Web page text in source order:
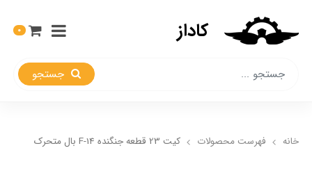
کاداز 0
خانه فهرست محصولات کیت 23 قطعه جنگنده F-14 بال متحرک